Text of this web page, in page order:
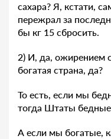
сахара? Я, кстати,
пережрал за
бы кг 15 сбросить.
2) И, да,
богатая страна, да?
То есть, если мы
тогда Штаты
А если мы богатые,